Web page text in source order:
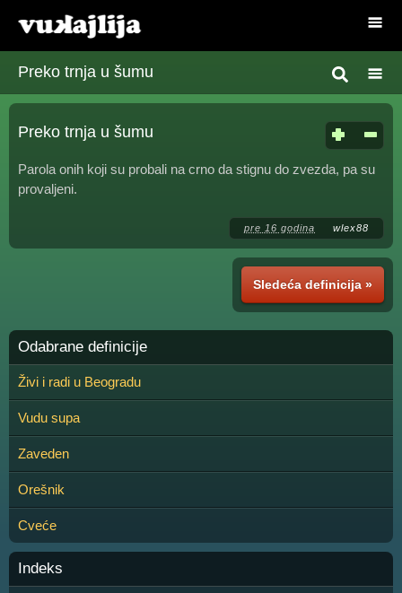
Preko trnja u šumu
Preko trnja u šumu
Parola onih koji su probali na crno da stignu do zvezda, pa su
provaljeni.
pre 16 godina wlex88
Sledeća definicija »
Odabrane definicije
Živi i radi u Beogradu
Vudu supa
Zaveden
Orešnik
Cveće
Indeks